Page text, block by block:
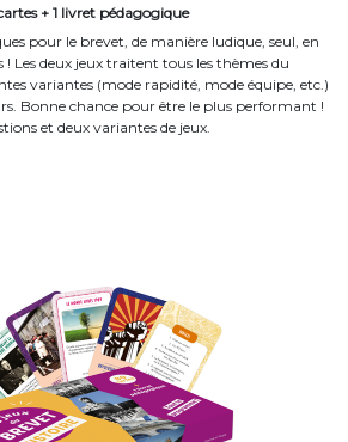
+ 1 livret pédagogique
pour le brevet, de manière ludique, seul, en
! Les deux jeux traitent tous les thèmes du
variantes (mode rapidité, mode équipe, etc.)
Bonne chance pour être le plus performant !
et deux variantes de jeux.